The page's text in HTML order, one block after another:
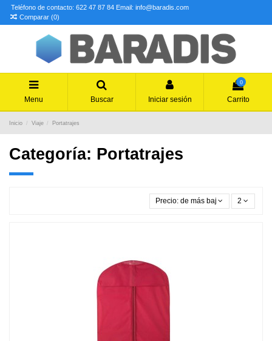
Teléfono de contacto: 622 47 87 84 Email: info@baradis.com
Comparar (0)
Menu Buscar Iniciar sesión
0
Carrito
Inicio Viaje Portatrajes
Categoría: Portatrajes
Precio: de más bajo a más alto
2